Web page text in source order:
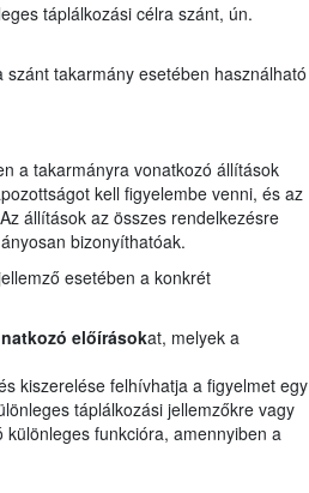
táplálkozási célra szánt, ún.
takarmány esetében használható
a takarmányra vonatkozó állítások
kell figyelembe venni, és az
állítások az összes rendelkezésre
bizonyíthatóak.
esetében a konkrét
előírásokat, melyek a
kiszerelése felhívhatja a figyelmet egy
táplálkozási jellemzőkre vagy
funkcióra, amennyiben a